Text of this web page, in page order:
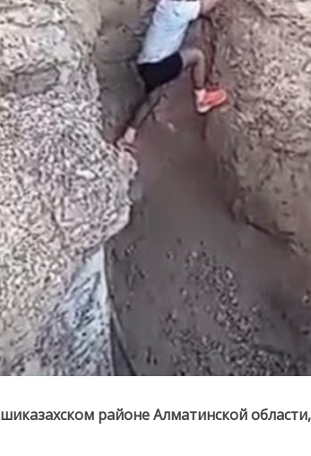
районе Алматинской